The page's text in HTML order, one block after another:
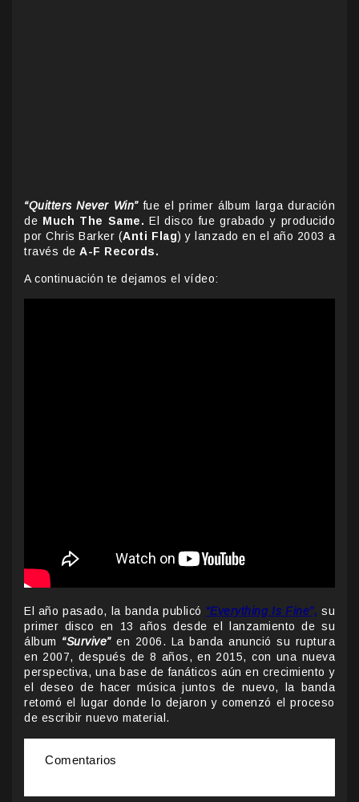
“Quitters Never Win”fue el primer álbum larga duración
de Much The Same. El disco fue grabado y producido
por Chris Barker (Anti Flag) y lanzado en el año 2003 a
través de A-F Records.
A continuación te dejamos el vídeo:
El año pasado, la banda publicó “Everything Is Fine”, su
primer disco en 13 años desde el lanzamiento de su
álbum “Survive”en 2006. La banda anunció su ruptura
en 2007, después de 8 años, en 2015, con una nueva
perspectiva, una base de fanáticos aún en crecimiento y
el deseo de hacer música juntos de nuevo, la banda
retomó el lugar donde lo dejaron y comenzó el proceso
de escribir nuevo material.
Comentarios